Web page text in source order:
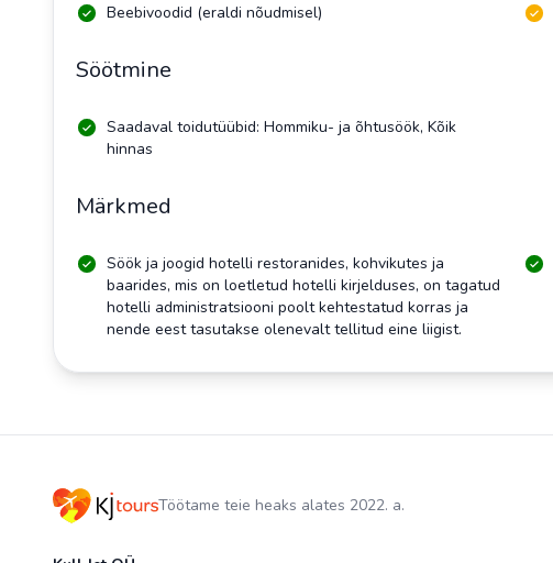
Beebivoodid (eraldi nõudmisel)
Söötmine
Saadaval toidutüübid: Hommiku- ja õhtusöök, Kõik
hinnas
Märkmed
Söök ja joogid hotelli restoranides, kohvikutes ja
baarides, mis on loetletud hotelli kirjelduses, on tagatud
hotelli administratsiooni poolt kehtestatud korras ja
nende eest tasutakse olenevalt tellitud eine liigist.
Töötame teie heaks alates 2022. a.